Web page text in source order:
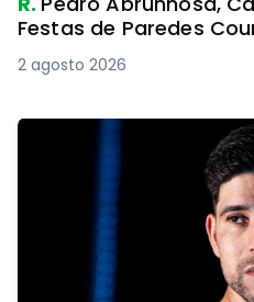
Festas de Paredes
2 agosto 2026